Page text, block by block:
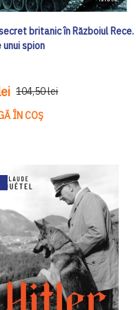
britanic în Războiul Rece.
spion
104,50 lei
ÎN COȘ